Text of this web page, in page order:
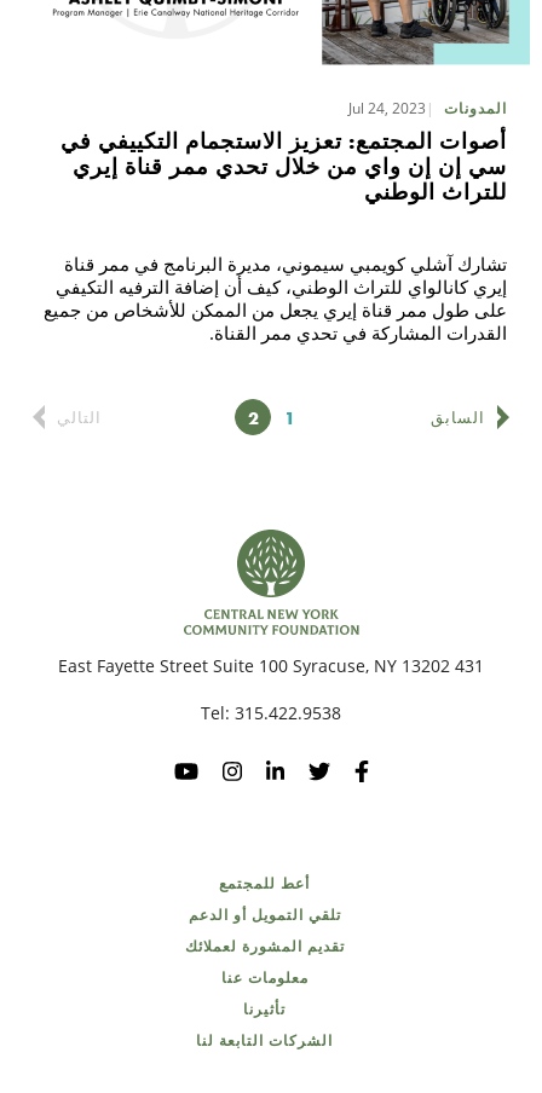
المدونات Jul 24, 2023
أصوات المجتمع: تعزيز الاستجمام التكييفي في
سي إن إن واي من خلال تحدي ممر قناة إيري
للتراث الوطني
تشارك آشلي كويمبي سيموني، مديرة البرنامج في ممر قناة
إيري كانالواي للتراث الوطني، كيف أن إضافة الترفيه التكيفي
على طول ممر قناة إيري يجعل من الممكن للأشخاص من جميع
القدرات المشاركة في تحدي ممر القناة.
السابق الصفحة1 الصفحة
2 التالي
431 East Fayette Street Suite 100 Syracuse, NY 13202
Tel: 315.422.9538
أعط للمجتمع
تلقي التمويل أو الدعم
تقديم المشورة لعملائك
معلومات عنا
تأثيرنا
الشركات التابعة لنا